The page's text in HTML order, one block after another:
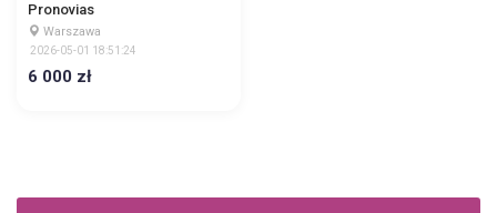
Pronovias
Warszawa
2026-05-01 18:51:24
6 000 zł